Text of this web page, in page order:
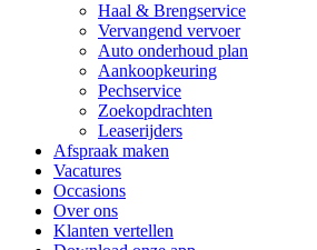
Haal & Brengservice
Vervangend vervoer
Auto onderhoud plan
Aankoopkeuring
Pechservice
Zoekopdrachten
Leaserijders
Afspraak maken
Vacatures
Occasions
Over ons
Klanten vertellen